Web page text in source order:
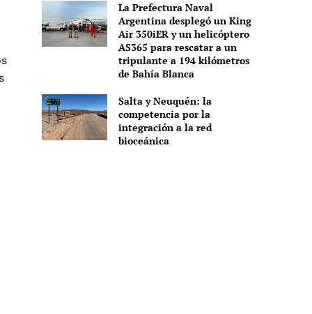
La Prefectura Naval
Argentina desplegó un King
Air 350iER y un helicóptero
AS365 para rescatar a un
tripulante a 194 kilómetros
de Bahía Blanca
Salta y Neuquén: la
competencia por la
integración a la red
bioceánica